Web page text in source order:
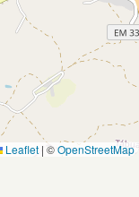
Leaflet | ©OpenStreetMap